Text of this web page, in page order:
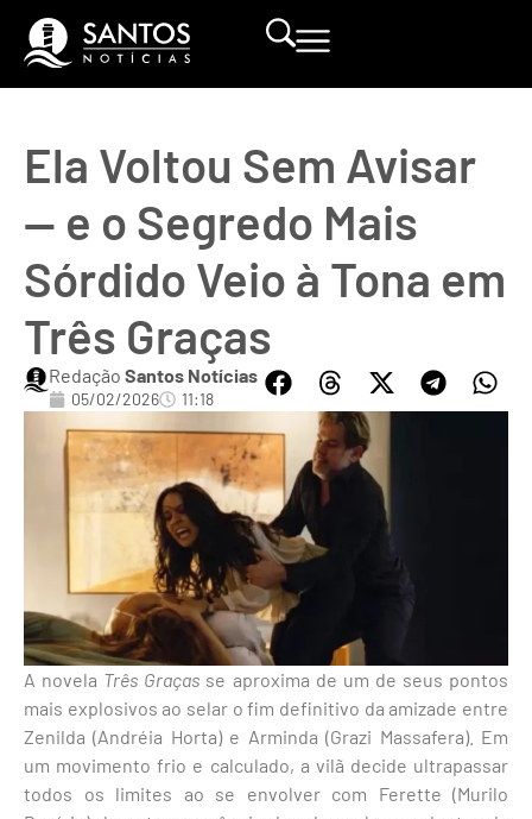
Ela Voltou Sem Avisar
— e o Segredo Mais
Sórdido Veio à Tona em
Três Graças
Redação Santos Notícias
05/02/2026 11:18
A novela Três Graças se aproxima de um de seus pontos
mais explosivos ao selar o fim definitivo da amizade entre
Zenilda (Andréia Horta) e Arminda (Grazi Massafera). Em
um movimento frio e calculado, a vilã decide ultrapassar
todos os limites ao se envolver com Ferette (Murilo